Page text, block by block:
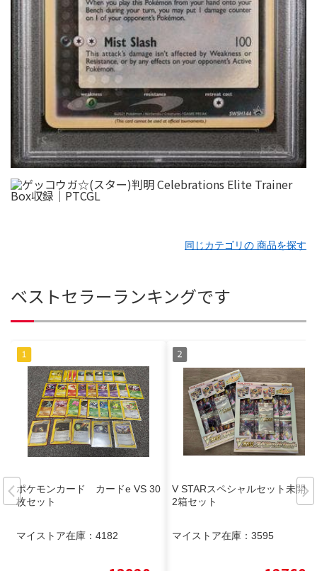
同じカテゴリの 商品を探す
ベストセラーランキングです
ポケモンカード カードe VS 30
枚セット
マイストア在庫： 4182
V STARスペシャルセット未開封
2箱セット
マイストア在庫： 3595